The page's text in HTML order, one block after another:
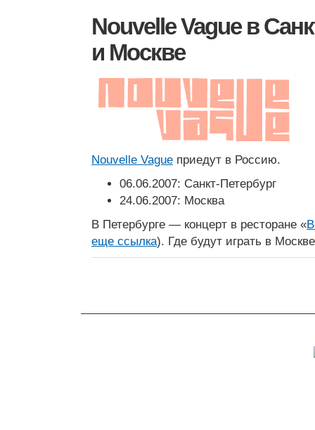
Nouvelle Vague в
и Москве
Nouvelle Vague приедут в Россию.
06.06.2007: Санкт-Петербург
24.06.2007: Москва
В Петербурге — концерт в ресторане «
еще ссылка). Где будут играть в